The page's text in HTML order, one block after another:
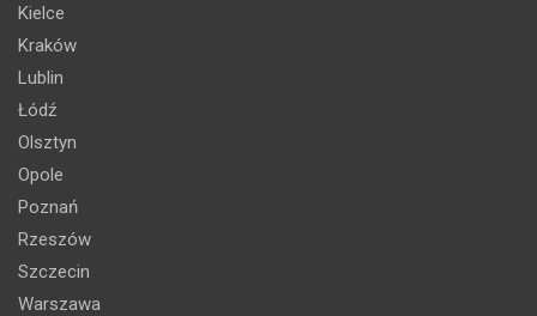
Kielce
Kraków
Lublin
Łódź
Olsztyn
Opole
Poznań
Rzeszów
Szczecin
Warszawa